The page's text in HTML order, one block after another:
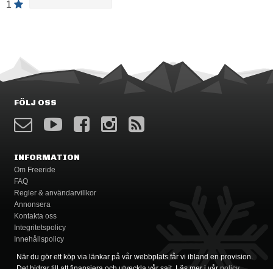
1
FÖLJ OSS
INFORMATION
Om Freeride
FAQ
Regler & användarvillkor
Annonsera
Kontakta oss
Integritetspolicy
Innehållspolicy
När du gör ett köp via länkar på vår webbplats får vi ibland en provision.